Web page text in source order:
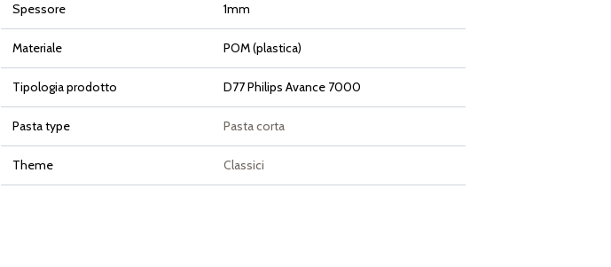
Spessore 1mm
Materiale POM (plastica)
Tipologia prodotto D77 Philips Avance 7000
Pasta type Pasta corta
Theme Classici